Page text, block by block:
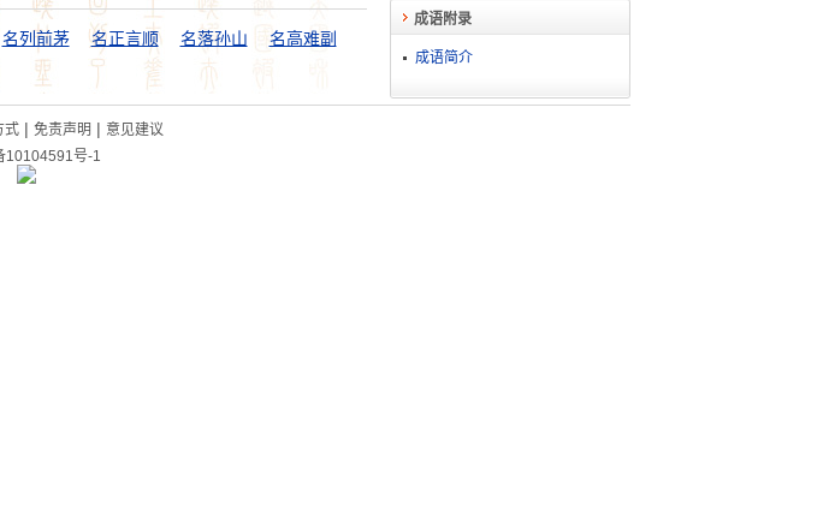
名列前茅 名正言顺 名落孙山
名高难副
成语附录
成语简介
式 | 免责声明 | 意见建议
10104591号-1